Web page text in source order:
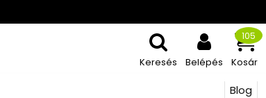
Keresés Belépés Kosár
105
Blog